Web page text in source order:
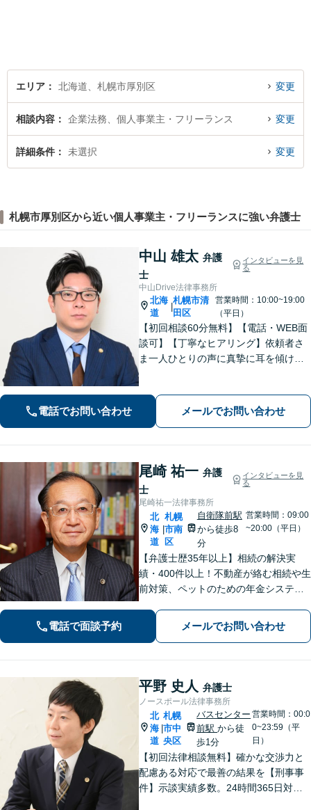
エリア 北海道、札幌市厚別区 変更
相談内容 企業法務、個人事業主・フリーランス 変更
詳細条件 未選択 変更
札幌市厚別区から近い個人事業主・フリーランスに強い弁護士
中山 雄太 弁護
士
インタビューを見
る
中山Drive法律事務所
北海
道
札幌市清
田区
営業時間：10:00~19:00
（平日）
【初回相談60分無料】【電話・WEB面
談可】【丁寧なヒアリング】依頼者さ
ま一人ひとりの声に真摯に耳を傾け、
度弁護士にご相談ください。最善の解
決策を共に考えていきましょう。
電話でお問い合わせ メールでお問い合わせ
尾崎 祐一 弁護
士
インタビューを見
る
尾崎祐一法律事務所
北
海
道
|
札幌
市南
区
自衛隊前駅
から徒歩8
分
営業時間：09:00
~20:00（平日）
【弁護士歴35年以上】相続の解決実
績・400件以上！不動産が絡む相続や生
前対策、ペットのための年金システム
金・刑事事件・不動産トラブルなど幅
広く対応。依頼者の背景に潜む原因を
電話で面談予約 メールでお問い合わせ
平野 史人 弁護士
ノースポール法律事務所
北
海
道
|
札幌
市中
央区
バスセンター
前駅から徒
歩1分
営業時間：00:0
0~23:59（平
日）
【初回法律相談無料】確かな交渉力と
配慮ある対応で最善の結果を【刑事事
件】示談実績多数。24時間365日対応